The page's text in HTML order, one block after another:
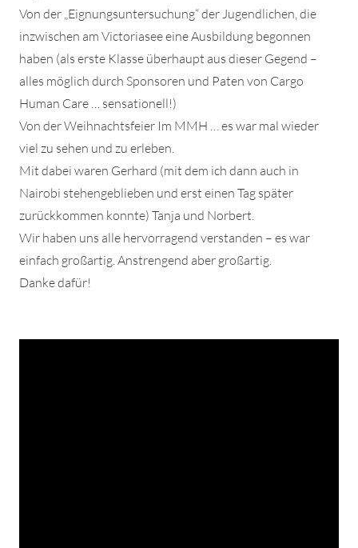
Von der „Eignungsuntersuchung“ der Jugendlichen, die
inzwischen am Victoriasee eine Ausbildung begonnen
haben (als erste Klasse überhaupt aus dieser Gegend –
alles möglich durch Sponsoren und Paten von Cargo
Human Care … sensationell!)
Von der Weihnachtsfeier Im MMH … es war mal wieder
viel zu sehen und zu erleben.
Mit dabei waren Gerhard (mit dem ich dann auch in
Nairobi stehengeblieben und erst einen Tag später
zurückkommen konnte) Tanja und Norbert.
Wir haben uns alle hervorragend verstanden – es war
einfach großartig. Anstrengend aber großartig.
Danke dafür!